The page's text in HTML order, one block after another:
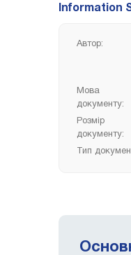
Information
Автор:
Мова
документу:
Розмір
документу:
Тип